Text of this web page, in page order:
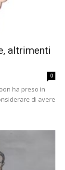
altrimenti
0
ha preso in
di avere